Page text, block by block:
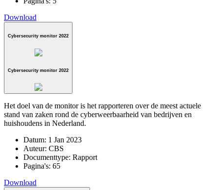
Download
Cybersecurity monitor 2022
Cybersecurity monitor 2022
Het doel van de monitor is het rapporteren over de meest actuele
stand van zaken rond de cyberweerbaarheid van bedrijven en
huishoudens in Nederland.
Datum: 1 Jan 2023
Auteur: CBS
Documenttype: Rapport
Pagina's: 65
Download